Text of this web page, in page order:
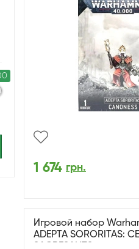
1 674 грн.
Игровой набор
ADEPTA SORORITAS: